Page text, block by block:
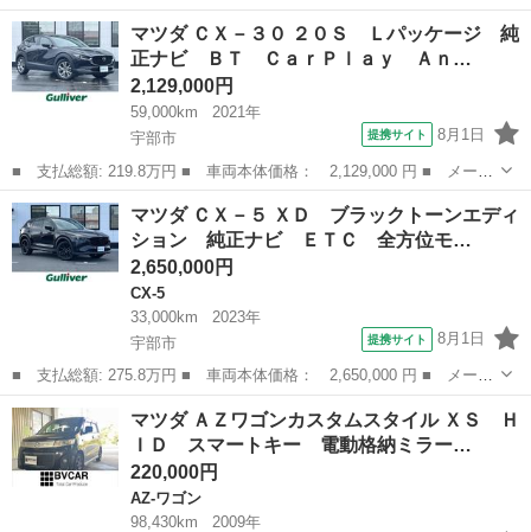
ー名： マツダ ■ 車種名： ＣＸ－３ ■ グレード名： ＸＤ ツ
ーリング 純正ナビ Ｂｌｕｅｔｏｏｔｈ バックカメラ ＥＴＣ
クルーズ...
山口 宇部市 CX-3
マツダ ＣＸ－３０ ２０Ｓ Ｌパッケージ 純
正ナビ ＢＴ ＣａｒＰｌａｙ Ａｎ…
2,129,000円
59,000km
2021年
宇部市
提携サイト 8月1日
■ 支払総額: 219.8万円 ■ 車両本体価格： 2,129,000 円 ■ メーカ
ー名： マツダ ■ 車種名： ＣＸ－３０ ■ グレード名： ２０
Ｓ Ｌパッケージ 純正ナビ ＢＴ ＣａｒＰｌａｙ Ａｎｄｒｏｉ
ｄＡｕｔｏ...
山口 宇部市 マツダ
マツダ ＣＸ－５ ＸＤ ブラックトーンエディ
ション 純正ナビ ＥＴＣ 全方位モ…
2,650,000円
CX-5
33,000km
2023年
宇部市
提携サイト 8月1日
■ 支払総額: 275.8万円 ■ 車両本体価格： 2,650,000 円 ■ メーカ
ー名： マツダ ■ 車種名： ＣＸ－５ ■ グレード名： ＸＤ ブ
ラックトーンエディション 純正ナビ ＥＴＣ 全方位モニター パ
ワーバッ...
山口 CX-5
マツダ ＡＺワゴンカスタムスタイル ＸＳ Ｈ
ＩＤ スマートキー 電動格納ミラー…
220,000円
AZ-ワゴン
98,430km
2009年